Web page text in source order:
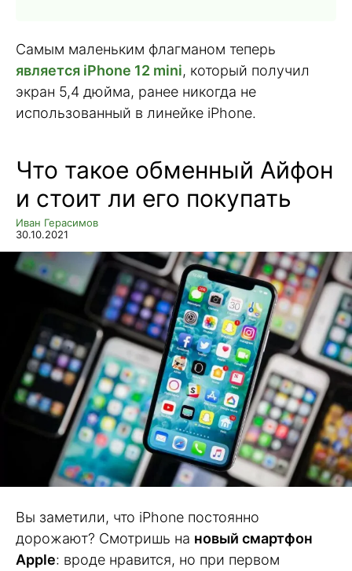
Самым маленьким флагманом теперь
является iPhone 12 mini, который получил
экран 5,4 дюйма, ранее никогда не
использованный в линейке iPhone.
Что такое обменный Айфон
и стоит ли его покупать
Иван Герасимов
30.10.2021
Вы заметили, что iPhone постоянно
дорожают? Смотришь на новый смартфон
Apple: вроде нравится, но при первом